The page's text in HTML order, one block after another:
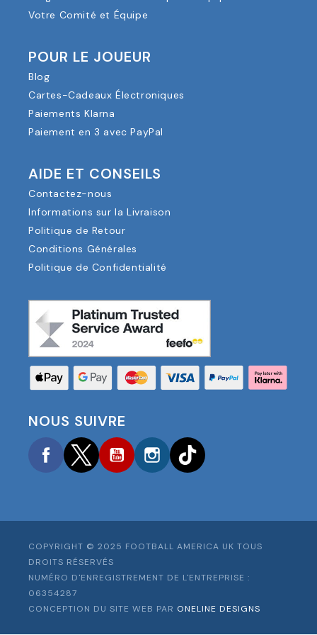
Votre Comité et Équipe
POUR LE JOUEUR
Blog
Cartes-Cadeaux Électroniques
Paiements Klarna
Paiement en 3 avec PayPal
AIDE ET CONSEILS
Contactez-nous
Informations sur la Livraison
Politique de Retour
Conditions Générales
Politique de Confidentialité
NOUS SUIVRE
FacebookTwitterYouTubeInstagram
COPYRIGHT © 2025 FOOTBALL AMERICA UK TOUS
DROITS RÉSERVÉS
NUMÉRO D'ENREGISTREMENT DE L'ENTREPRISE :
06354287
CONCEPTION DU SITE WEB PAR ONELINE DESIGNS